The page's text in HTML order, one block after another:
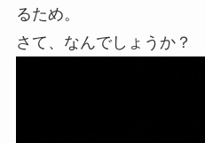
るため。
さて、なんでしょうか？